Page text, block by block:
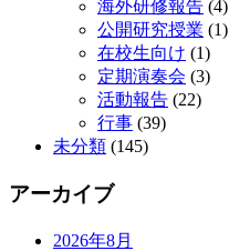
海外研修報告 (4)
公開研究授業 (1)
在校生向け (1)
定期演奏会 (3)
活動報告 (22)
行事 (39)
未分類 (145)
アーカイブ
2026年8月